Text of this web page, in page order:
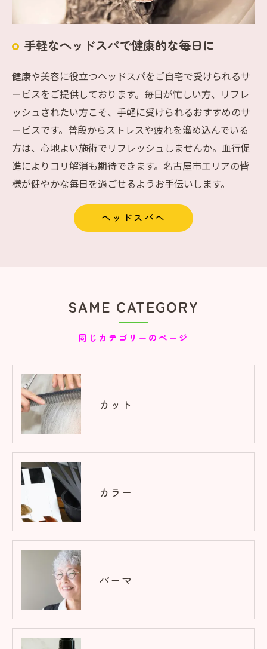
手軽なヘッドスパで健康的な毎日に
健康や美容に役立つヘッドスパをご自宅で受けられるサ
ービスをご提供しております。毎日が忙しい方、リフレ
ッシュされたい方こそ、手軽に受けられるおすすめのサ
ービスです。普段からストレスや疲れを溜め込んでいる
方は、心地よい施術でリフレッシュしませんか。血行促
進によりコリ解消も期待できます。名古屋市エリアの皆
様が健やかな毎日を過ごせるようお手伝いします。
ヘッドスパへ
同じカテゴリーのページ
SAME CATEGORY
カット
カラー
パーマ